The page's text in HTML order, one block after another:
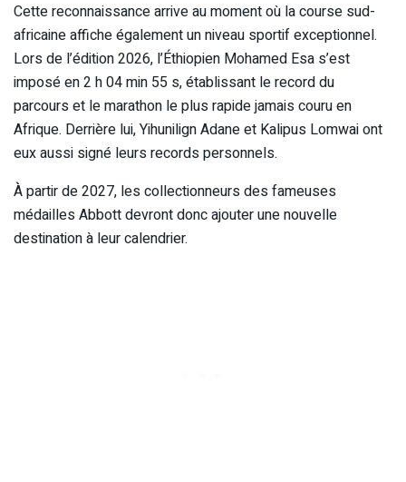
Cette reconnaissance arrive au moment où la course sud-
africaine affiche également un niveau sportif exceptionnel.
Lors de l’édition 2026, l’Éthiopien Mohamed Esa s’est
imposé en 2 h 04 min 55 s, établissant le record du
parcours et le marathon le plus rapide jamais couru en
Afrique. Derrière lui, Yihunilign Adane et Kalipus Lomwai ont
eux aussi signé leurs records personnels.
À partir de 2027, les collectionneurs des fameuses
médailles Abbott devront donc ajouter une nouvelle
destination à leur calendrier.